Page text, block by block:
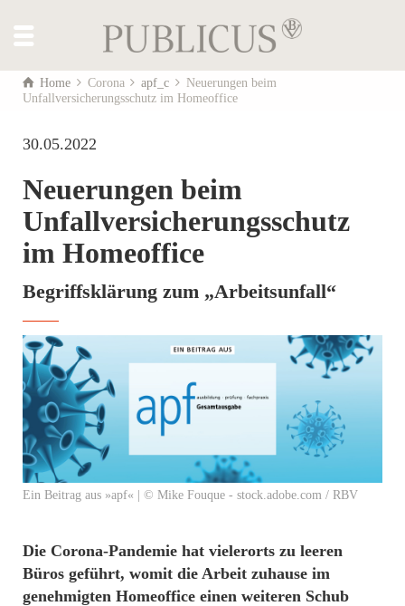
Home Corona apf_c
Neuerungen beim
Unfallversicherungsschutz im Homeoffice
30.05.2022
Neuerungen beim
Unfallversicherungsschutz
im Homeoffice
Begriffsklärung zum „Arbeitsunfall“
Ein Beitrag aus »apf« | © Mike Fouque - stock.adobe.com / RBV
Die Corona-Pandemie hat vielerorts zu leeren
Büros geführt, womit die Arbeit zuhause im
genehmigten Homeoffice einen weiteren Schub